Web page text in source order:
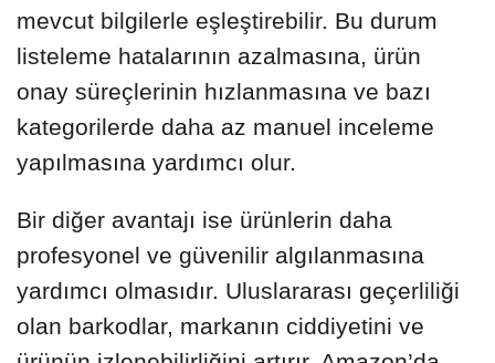
mevcut bilgilerle eşleştirebilir. Bu durum
listeleme hatalarının azalmasına, ürün
onay süreçlerinin hızlanmasına ve bazı
kategorilerde daha az manuel inceleme
yapılmasına yardımcı olur.
Bir diğer avantajı ise ürünlerin daha
profesyonel ve güvenilir algılanmasına
yardımcı olmasıdır. Uluslararası geçerliliği
olan barkodlar, markanın ciddiyetini ve